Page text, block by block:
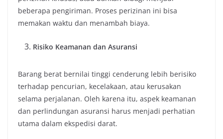
beberapa pengiriman. Proses perizinan ini bisa
memakan waktu dan menambah biaya.
Risiko Keamanan dan Asuransi
Barang berat bernilai tinggi cenderung lebih berisiko
terhadap pencurian, kecelakaan, atau kerusakan
selama perjalanan. Oleh karena itu, aspek keamanan
dan perlindungan asuransi harus menjadi perhatian
utama dalam ekspedisi darat.